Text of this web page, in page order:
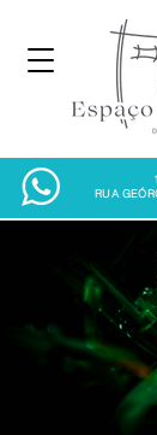
RUA